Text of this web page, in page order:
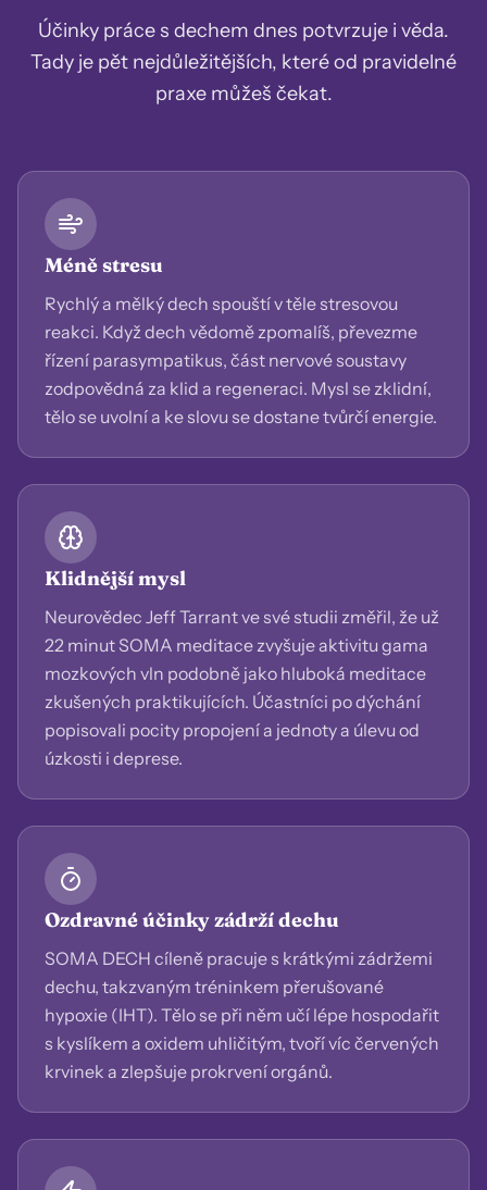
Účinky práce s dechem dnes potvrzuje i věda.
Tady je pět nejdůležitějších, které od pravidelné
praxe můžeš čekat.
Méně stresu
Rychlý a mělký dech spouští v těle stresovou
reakci. Když dech vědomě zpomalíš, převezme
řízení parasympatikus, část nervové soustavy
zodpovědná za klid a regeneraci. Mysl se zklidní,
tělo se uvolní a ke slovu se dostane tvůrčí energie.
Klidnější mysl
Neurovědec Jeff Tarrant ve své studii změřil, že už
22 minut SOMA meditace zvyšuje aktivitu gama
mozkových vln podobně jako hluboká meditace
zkušených praktikujících. Účastníci po dýchání
popisovali pocity propojení a jednoty a úlevu od
úzkosti i deprese.
Ozdravné účinky zádrží dechu
SOMA DECH cíleně pracuje s krátkými zádržemi
dechu, takzvaným tréninkem přerušované
hypoxie (IHT). Tělo se při něm učí lépe hospodařit
s kyslíkem a oxidem uhličitým, tvoří víc červených
krvinek a zlepšuje prokrvení orgánů.